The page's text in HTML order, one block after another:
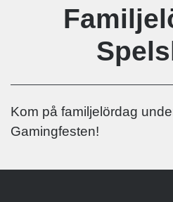
Kom på familjelördag
Gamingfesten!